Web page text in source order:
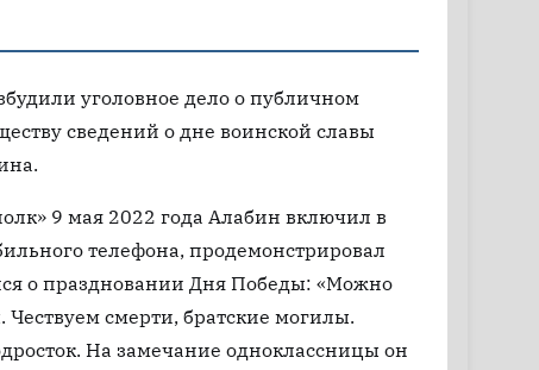
уголовное дело о публичном
сведений о дне воинской славы
9 мая 2022 года Алабин включил в
телефона, продемонстрировал
о праздновании Дня Победы: «Можно
смерти, братские могилы.
На замечание одноклассницы он